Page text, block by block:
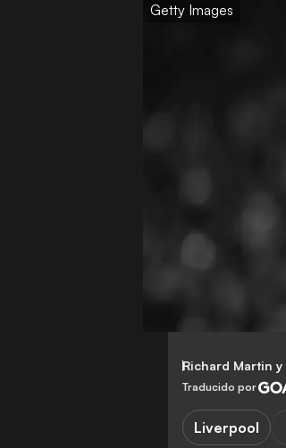
Getty Images
Richard Martin y
Traducido por
Liverpool